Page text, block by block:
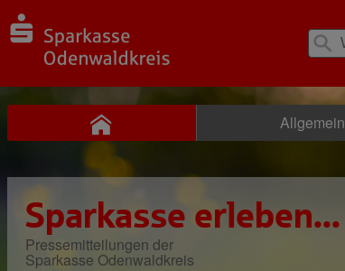
Allgemein
Sparkasse erleben...
Pressemitteilungen der
Sparkasse Odenwaldkreis